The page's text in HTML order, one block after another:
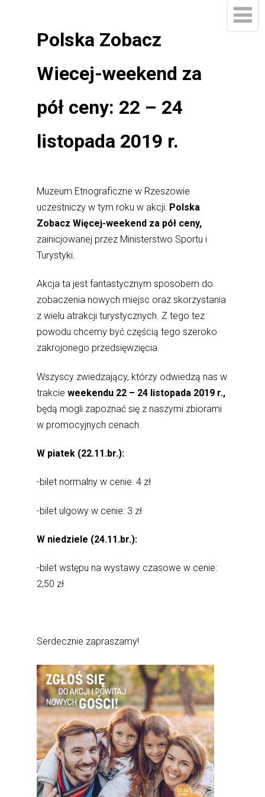
Polska Zobacz
Wiecej-weekend za
pół ceny: 22 – 24
listopada 2019 r.
Muzeum Etnograficzne w Rzeszowie
uczestniczy w tym roku w akcji: Polska
Zobacz Więcej-weekend za pół ceny,
zainicjowanej przez Ministerstwo Sportu i
Turystyki.
Akcja ta jest fantastycznym sposobem do
zobaczenia nowych miejsc oraz skorzystania
z wielu atrakcji turystycznych. Z tego tez
powodu chcemy być częścią tego szeroko
zakrojonego przedsięwzięcia.
Wszyscy zwiedzający, którzy odwiedzą nas w
trakcieweekendu 22 – 24 listopada 2019 r.,
będą mogli zapoznać się z naszymi zbiorami
w promocyjnych cenach.
W piatek (22.11.br.):
-bilet normalny w cenie: 4 zł
-bilet ulgowy w cenie: 3 zł
W niedziele (24.11.br.):
-bilet wstępu na wystawy czasowe w cenie:
2,50 zł
Serdecznie zapraszamy!